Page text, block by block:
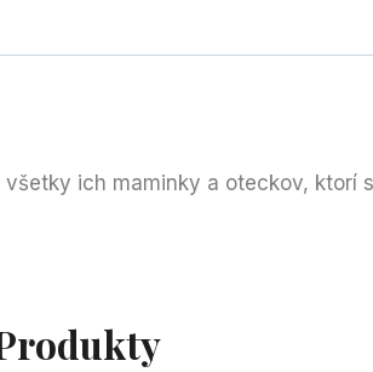
všetky ich maminky a oteckov, ktorí